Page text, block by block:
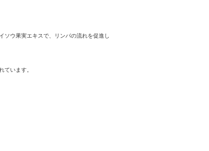
ソウ果実エキスで、リンパの流れを促進し
ています。